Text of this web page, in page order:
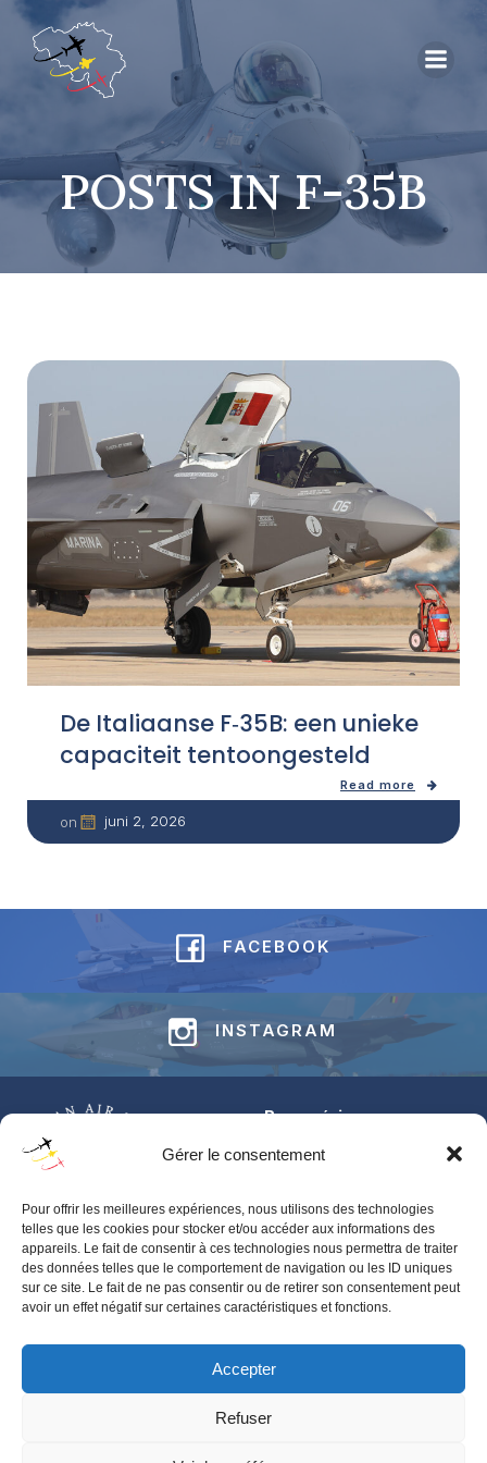
Gérer le consentement
Pour offrir les meilleures expériences, nous utilisons des technologies
telles que les cookies pour stocker et/ou accéder aux informations des
appareils. Le fait de consentir à ces technologies nous permettra de traiter
des données telles que le comportement de navigation ou les ID uniques
sur ce site. Le fait de ne pas consentir ou de retirer son consentement peut
avoir un effet négatif sur certaines caractéristiques et fonctions.
Accepter
Refuser
POSTS IN F-35B
De Italiaanse F‑35B: een unieke
capaciteit tentoongesteld
Read more
on juni 2, 2026
FACEBOOK
INSTAGRAM
Base aérienne
BELGIUM
Pour toute information générale concernant les BAFDAYS,
contactez‑nous via notrecontactformulier.
Pour toute demande d’accréditation presse, merci de contacter
BAFS-IPR-PRESS@mil.be
Verkoop en toegangsvoorwaarden
© 2026 Belgian Air Force Days . Created for free using